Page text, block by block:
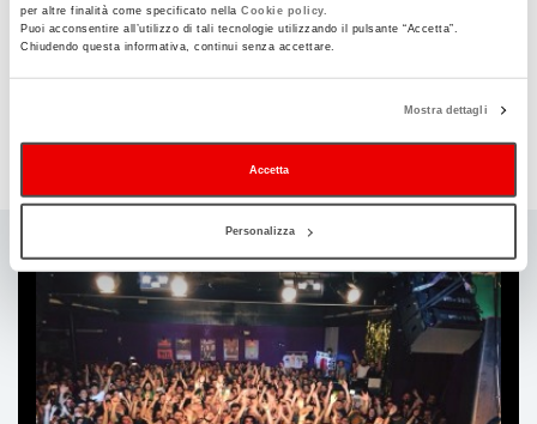
per altre finalità come specificato nellaCookie policy.
Puoi acconsentire all’utilizzo di tali tecnologie utilizzando il pulsante “Accetta”.
Chiudendo questa informativa, continui senza accettare.
Mostra dettagli
Accetta
Personalizza
Ozono Factory A.p.s.
Ti
può
interessare